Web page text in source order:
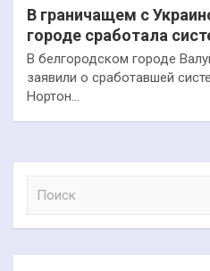
В граничащем с
городе сработала
В белгородском городе
заявили о сработавшей
Нортон…
к